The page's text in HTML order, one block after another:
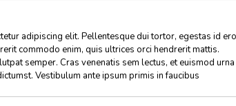
adipiscing elit. Pellentesque dui tortor, egestas id
commodo enim, quis ultrices orci hendrerit mattis.
semper. Cras venenatis sem lectus, et euismod urna
Vestibulum ante ipsum primis in faucibus